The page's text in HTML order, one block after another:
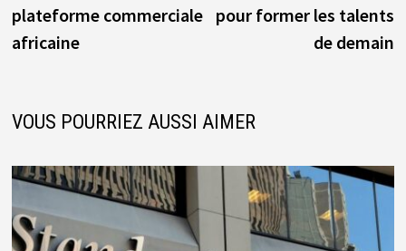
plateforme commerciale
africaine
pour former les talents
de demain
VOUS POURRIEZ AUSSI AIMER